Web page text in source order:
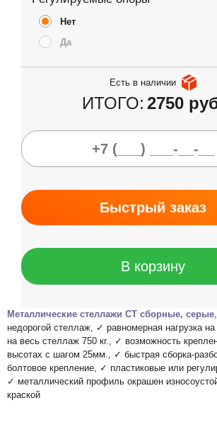
Нет
Да
Есть в наличии
ИТОГО: 2750
Быстрый заказ
В корзину
Металлические стеллажи СТ сборные, серые
недорогой стеллаж, ✓ равномерная нагрузка
на весь стеллаж 750 кг., ✓ возможность
высотах с шагом 25мм., ✓ быстрая сборка-
болтовое крепление, ✓ пластиковые или
✓ металлический профиль окрашен
краской